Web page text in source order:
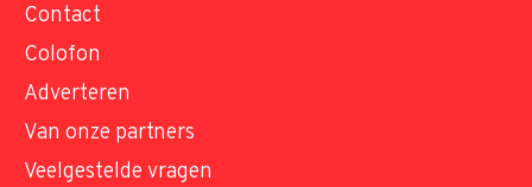
Contact
Colofon
Adverteren
Van onze partners
Veelgestelde vragen